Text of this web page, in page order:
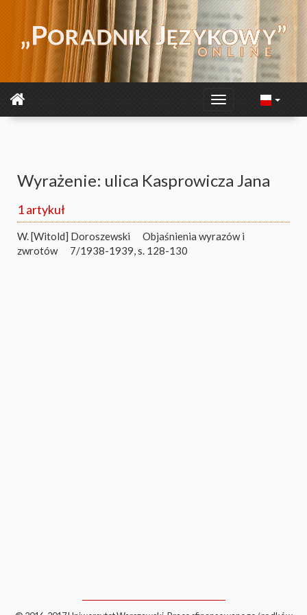
Wyrażenie: ulica Kasprowicza Jana
1 artykuł
W. [Witold] Doroszewski
Objaśnienia wyrazów i
zwrotów
7/1938-1939, s. 128-130